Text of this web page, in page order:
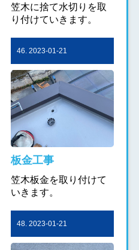
笠木に捨て水切りを取
り付けていきます。
46. 2023-01-21
板金工事
笠木板金を取り付けて
いきます。
48. 2023-01-21